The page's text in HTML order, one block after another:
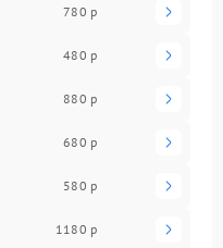
780 р
480 р
880 р
680 р
580 р
1180 р